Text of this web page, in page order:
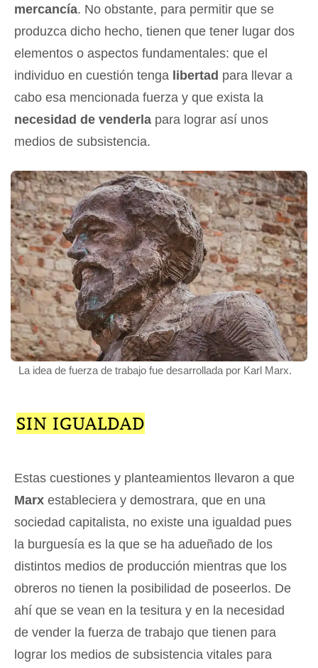
mercancía. No obstante, para permitir que se
produzca dicho hecho, tienen que tener lugar dos
elementos o aspectos fundamentales: que el
individuo en cuestión tenga libertad para llevar a
cabo esa mencionada fuerza y que exista la
necesidad de venderla para lograr así unos
medios de subsistencia.
La idea de fuerza de trabajo fue desarrollada por Karl Marx.
SIN IGUALDAD
Estas cuestiones y planteamientos llevaron a que
Marx estableciera y demostrara, que en una
sociedad capitalista, no existe una igualdad pues
la burguesía es la que se ha adueñado de los
distintos medios de producción mientras que los
obreros no tienen la posibilidad de poseerlos. De
ahí que se vean en la tesitura y en la necesidad
de vender la fuerza de trabajo que tienen para
lograr los medios de subsistencia vitales para